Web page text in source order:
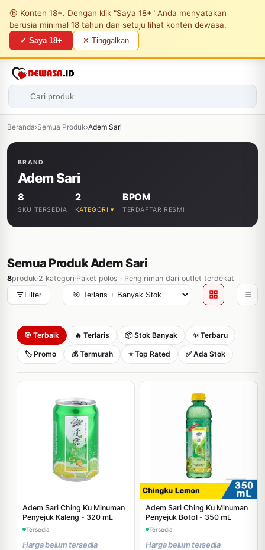
🔞 Konten 18+. Dengan klik "Saya 18+" Anda menyatakan
berusia minimal 18 tahun dan setuju lihat konten dewasa.
✓ Saya 18+ ✕ Tinggalkan
Beranda›Semua Produk›Adem Sari
BRAND
Adem Sari
8
SKU TERSEDIA
2
KATEGORI ▾
BPOM
TERDAFTAR RESMI
Semua Produk Adem Sari
8produk·2 kategori·Paket polos · Pengiriman dari outlet terdekat
Filter
🎯 Terbaik 🔥 Terlaris 📦 Stok Banyak ✨ Terbaru
🏷️ Promo 💰 Termurah ⭐ Top Rated ✅ Ada Stok
Adem Sari Ching Ku Minuman
Penyejuk Kaleng - 320 mL
Tersedia
Harga belum tersedia
Adem Sari Ching Ku Minuman
Penyejuk Botol - 350 mL
Tersedia
Harga belum tersedia